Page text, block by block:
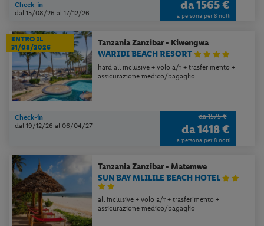
Check-in
dal 15/08/26al 17/12/26
da1565 €
a persona per 8 notti
TanzaniaZanzibar - Kiwengwa
WARIDI BEACH RESORT
hard all inclusive + volo a/r + trasferimento +
assicurazione medico/bagaglio
ENTRO IL
31/08/2026
Check-in
dal 19/12/26al 06/04/27
da 1575 €
da1418 €
a persona per 8 notti
TanzaniaZanzibar - Matemwe
SUN BAY MLILILE BEACH HOTEL
all inclusive + volo a/r + trasferimento +
assicurazione medico/bagaglio